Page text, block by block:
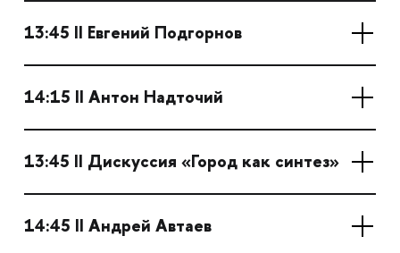
13:45 II Евгений Подгорнов
14:15 II Антон Надточий
13:45 II Дискуссия «Город как синтез»
14:45 II Андрей Автаев